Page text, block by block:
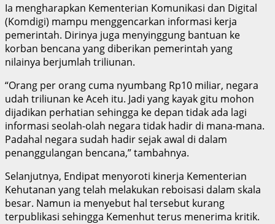
Ia mengharapkan Kementerian Komunikasi dan Digital
(Komdigi) mampu menggencarkan informasi kerja
pemerintah. Dirinya juga menyinggung bantuan ke
korban bencana yang diberikan pemerintah yang
nilainya berjumlah triliunan.
“Orang per orang cuma nyumbang Rp10 miliar, negara
udah triliunan ke Aceh itu. Jadi yang kayak gitu mohon
dijadikan perhatian sehingga ke depan tidak ada lagi
informasi seolah-olah negara tidak hadir di mana-mana.
Padahal negara sudah hadir sejak awal di dalam
penanggulangan bencana,” tambahnya.
Selanjutnya, Endipat menyoroti kinerja Kementerian
Kehutanan yang telah melakukan reboisasi dalam skala
besar. Namun ia menyebut hal tersebut kurang
terpublikasi sehingga Kemenhut terus menerima kritik.